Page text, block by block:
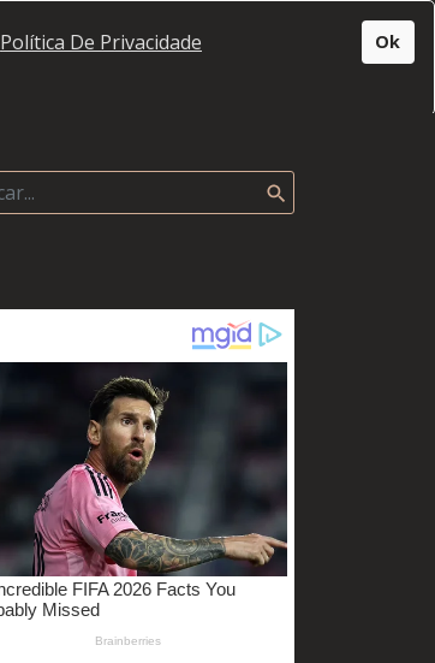
Política De Privacidade Ok